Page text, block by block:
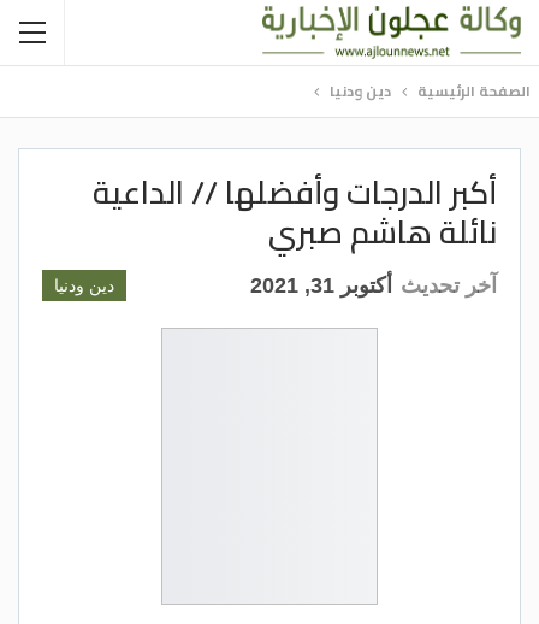
الصفحة الرئيسية دين ودنيا
أكبر الدرجات وأفضلها // الداعية
نائلة هاشم صبري
دين ودنيا آخر تحديث أكتوبر 31, 2021